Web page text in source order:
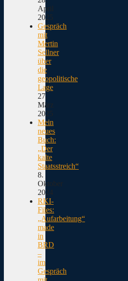
April
2025
Gespräch
mit
Mertin
Sellner
über
die
geopolitische
Lage
27.
März
2025
Mein
neues
Buch:
„Der
kalte
Staatsstreich“
8.
Oktober
2024
RKI-
Files:
„Aufarbeitung“
made
in
BRD
–
im
Gespräch